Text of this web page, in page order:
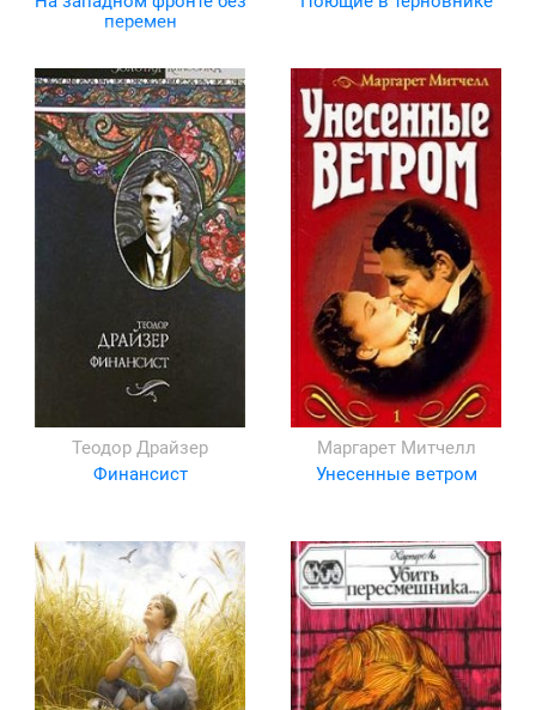
перемен
Теодор Драйзер
Финансист
Маргарет Митчелл
Унесенные ветром